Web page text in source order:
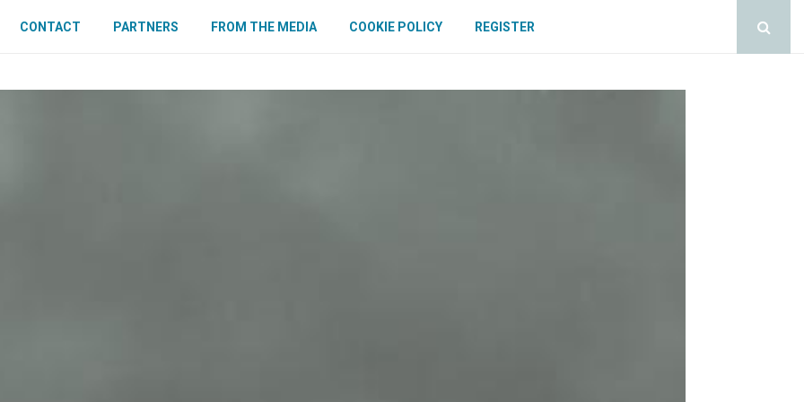
CONTACT PARTNERS FROM THE MEDIA COOKIE POLICY REGISTER